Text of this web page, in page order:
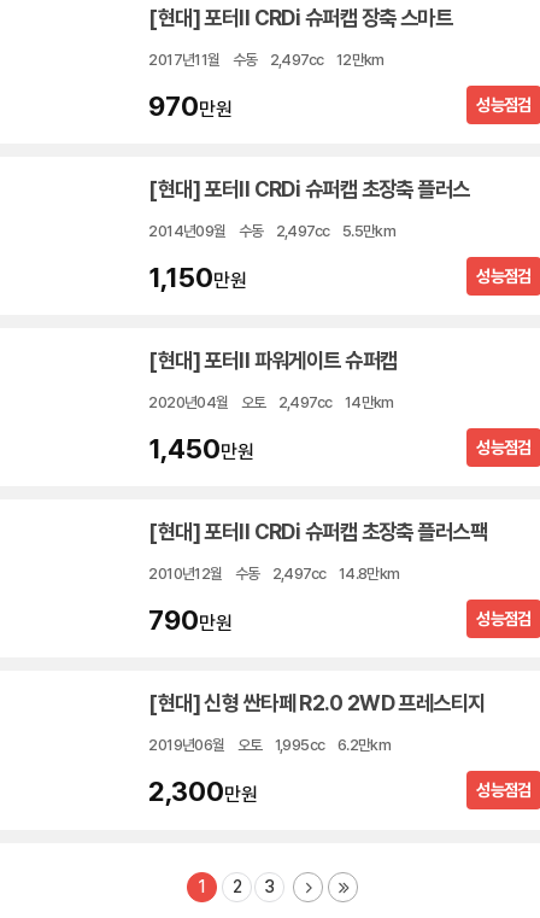
[현대] 포터II CRDi 슈퍼캡 장축 스마트
2017년11월 수동 2,497cc 12만km
성능점검
970만원
[현대] 포터II CRDi 슈퍼캡 초장축 플러스
2014년09월 수동 2,497cc 5.5만km
성능점검
1,150만원
[현대] 포터II 파워게이트 슈퍼캡
2020년04월 오토 2,497cc 14만km
성능점검
1,450만원
[현대] 포터II CRDi 슈퍼캡 초장축 플러스팩
2010년12월 수동 2,497cc 14.8만km
성능점검
790만원
[현대] 신형 싼타페 R2.0 2WD 프레스티지
2019년06월 오토 1,995cc 6.2만km
성능점검
2,300만원
1 2 3